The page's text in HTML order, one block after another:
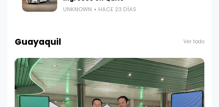
UNKNOWN HACE 23 DÍAS
Guayaquil Ver todo